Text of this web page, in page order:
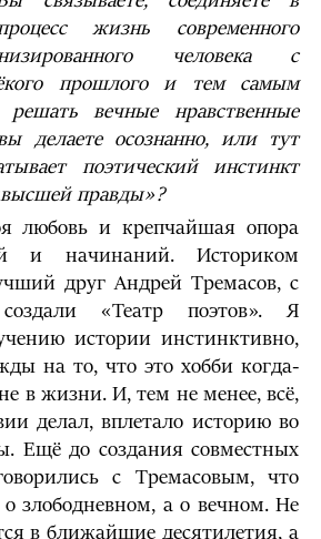
жизнь современного
человека с
прошлого и тем самым
решать вечные нравственные
делаете осознанно, или тут
поэтический инстинкт
правды»?
любовь и крепчайшая опора
и начинаний. Историком
друг Андрей Тремасов, с
«Театр поэтов». Я
истории инстинктивно,
на то, что это хобби когда-
в жизни. И, тем не менее, всё,
делал, вплетало историю во
Ещё до создания совместных
с Тремасовым, что
злободневном, а о вечном. Не
в ближайшие десятилетия, а